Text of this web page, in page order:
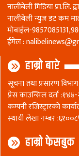
नालीबेली मिडिया प्रा.लि.
नालीबेली न्युज डट कम
माेबाईल-
ईमेल :
हाम्रो बारे
सूचना तथा प्रसारण
प्रेस काउन्सिल दर्ता
कम्पनी रजिस्ट्रारकाे
स्थायी लेखा नम्बर
हाम्रो फेसबुक